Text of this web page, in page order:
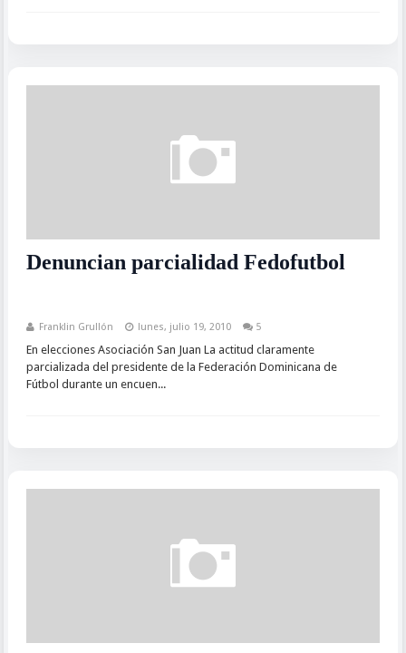
Denuncian parcialidad Fedofutbol
Franklin Grullón lunes, julio 19, 2010 5
En elecciones Asociación San Juan La actitud claramente
parcializada del presidente de la Federación Dominicana de
Fútbol durante un encuen...